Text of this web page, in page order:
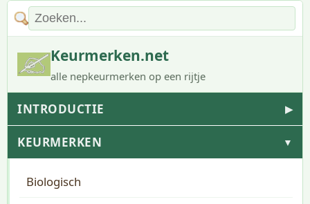
Keurmerken.net
alle nepkeurmerken op een rijtje
INTRODUCTIE ▶
KEURMERKEN ▼
Biologisch